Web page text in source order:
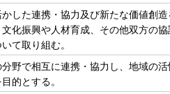
した連携・協力及び新たな価値創造
化振興や人材育成、その他双方の協
て取り組む。
野で相互に連携・協力し、地域の活
的とする。